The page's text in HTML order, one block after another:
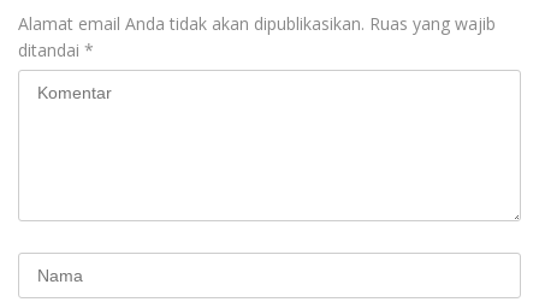
Alamat email Anda tidak akan dipublikasikan. Ruas yang wajib
ditandai *